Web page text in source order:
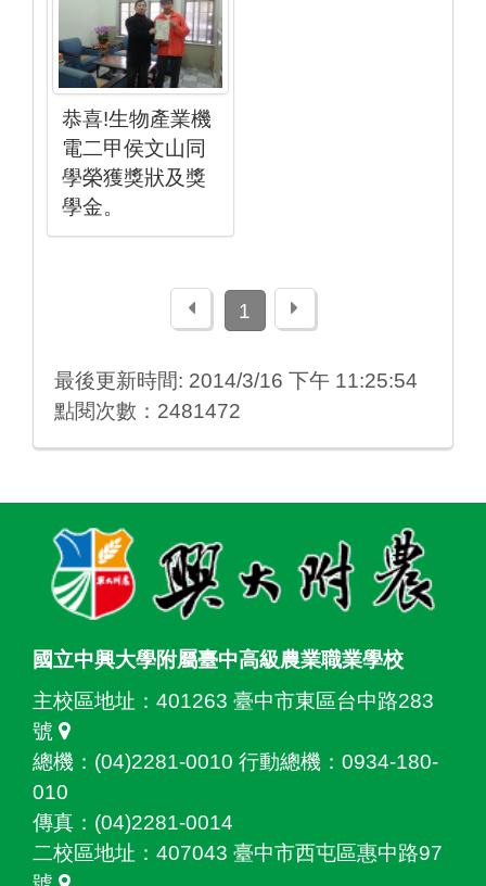
恭喜!生物產業機
電二甲侯文山同
學榮獲獎狀及獎
學金。
上一頁1 下一頁
最後更新時間: 2014/3/16 下午 11:25:54
點閱次數：2481472
國立中興大學附屬臺中高級農業職業學校
主校區地址： 401263 臺中市東區台中路283
號
總機：(04)2281-0010 行動總機：0934-180-
010
傳真：(04)2281-0014
二校區地址： 407043 臺中市西屯區惠中路97